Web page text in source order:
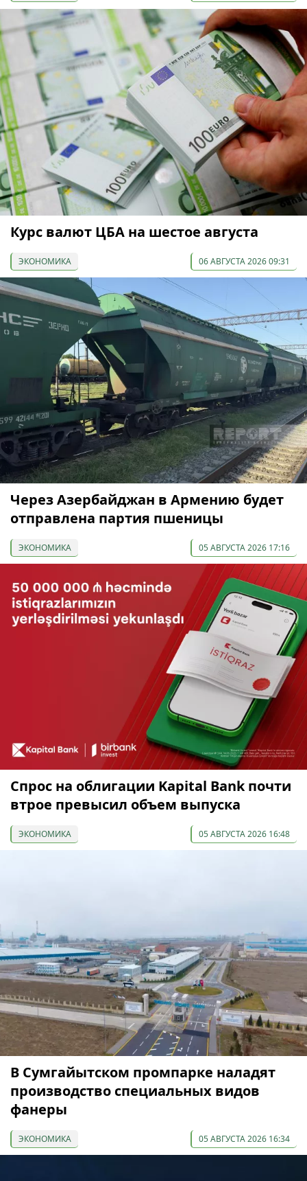
Курс валют ЦБА на шестое августа
ЭКОНОМИКА 06 АВГУСТА 2026 09:31
Через Азербайджан в Армению будет
отправлена партия пшеницы
ЭКОНОМИКА 05 АВГУСТА 2026 17:16
Спрос на облигации Kapital Bank почти
втрое превысил объем выпуска
ЭКОНОМИКА 05 АВГУСТА 2026 16:48
В Сумгайытском промпарке наладят
производство специальных видов
фанеры
ЭКОНОМИКА 05 АВГУСТА 2026 16:34